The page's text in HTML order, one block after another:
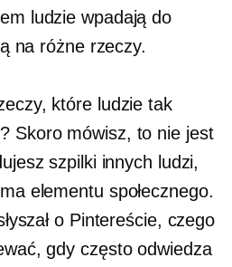
ludzie wpadają do
na różne rzeczy.
które ludzie tak
Skoro mówisz, to nie jest
szpilki innych ludzi,
elementu społecznego.
o Pintereście, czego
gdy często odwiedza